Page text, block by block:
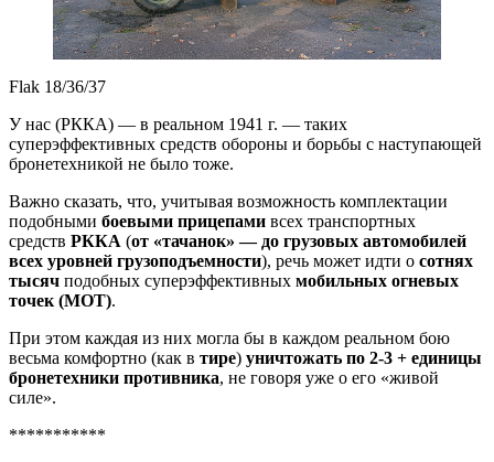
Flak 18/36/37
У нас (РККА) — в реальном 1941 г. — таких
суперэффективных средств обороны и борьбы с наступающей
бронетехникой не было тоже.
Важно сказать, что, учитывая возможность комплектации
подобными боевыми прицепами всех транспортных
средств РККА (от «тачанок» — до грузовых автомобилей
всех уровней грузоподъемности), речь может идти о сотнях
тысяч подобных суперэффективных мобильных огневых
точек (МОТ).
При этом каждая из них могла бы в каждом реальном бою
весьма комфортно (как в тире) уничтожать по 2-3 + единицы
бронетехники противника, не говоря уже о его «живой
силе».
***********